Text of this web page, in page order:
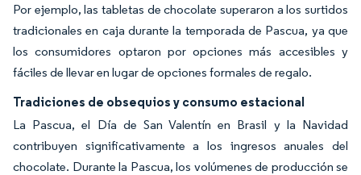
Por ejemplo, las tabletas de chocolate superaron a los surtidos
tradicionales en caja durante la temporada de Pascua, ya que
los consumidores optaron por opciones más accesibles y
fáciles de llevar en lugar de opciones formales de regalo.
Tradiciones de obsequios y consumo estacional
La Pascua, el Día de San Valentín en Brasil y la Navidad
contribuyen significativamente a los ingresos anuales del
chocolate. Durante la Pascua, los volúmenes de producción se